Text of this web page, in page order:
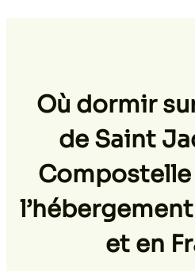
Où dormir
de Saint
Compostelle
et en